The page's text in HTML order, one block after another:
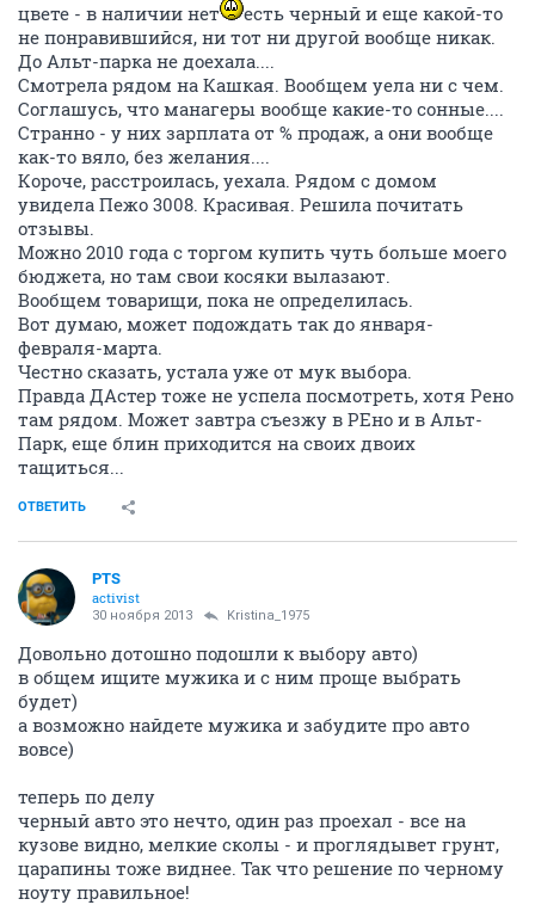
цвете - в наличии нет
есть черный и еще какой-то
не понравившийся, ни тот ни другой вообще никак.
До Альт-парка не доехала....
Смотрела рядом на Кашкая. Вообщем уела ни с чем.
Соглашусь, что манагеры вообще какие-то сонные....
Странно - у них зарплата от % продаж, а они вообще
как-то вяло, без желания....
Короче, расстроилась, уехала. Рядом с домом
увидела Пежо 3008. Красивая. Решила почитать
отзывы.
Можно 2010 года с торгом купить чуть больше моего
бюджета, но там свои косяки вылазают.
Вообщем товарищи, пока не определилась.
Вот думаю, может подождать так до января-
февраля-марта.
Честно сказать, устала уже от мук выбора.
Правда ДАстер тоже не успела посмотреть, хотя Рено
там рядом. Может завтра съезжу в РЕно и в Альт-
Парк, еще блин приходится на своих двоих
тащиться...
ОТВЕТИТЬ
PTS
activist
30 ноября 2013 Kristina_1975
Довольно дотошно подошли к выбору авто)
в общем ищите мужика и с ним проще выбрать
будет)
а возможно найдете мужика и забудите про авто
вовсе)
теперь по делу
черный авто это нечто, один раз проехал - все на
кузове видно, мелкие сколы - и проглядывет грунт,
царапины тоже виднее. Так что решение по черному
ноуту правильное!